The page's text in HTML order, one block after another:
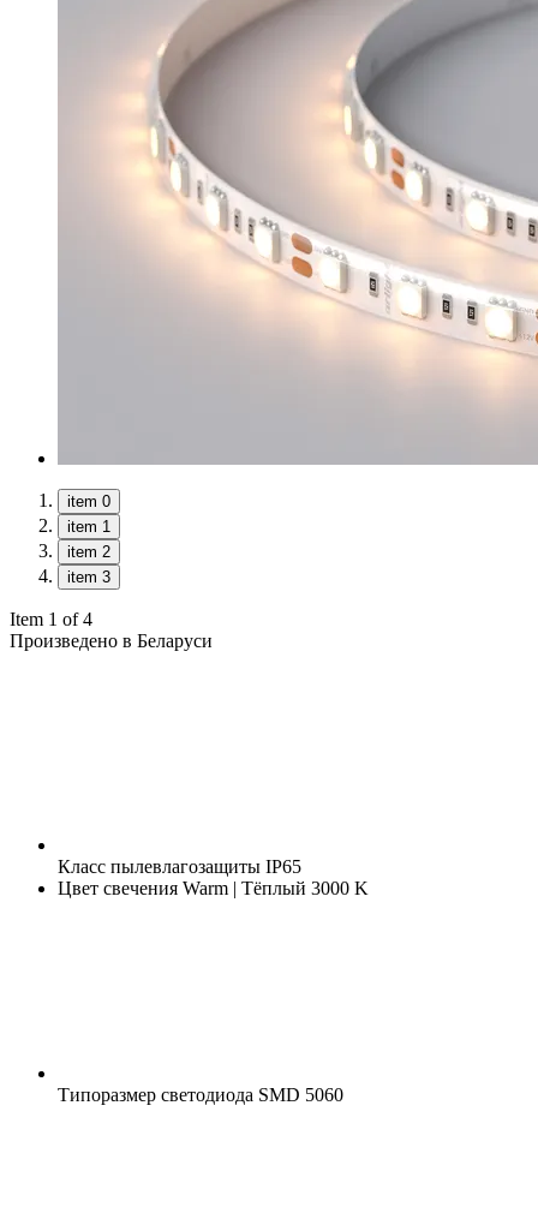
item 0
item 1
item 2
item 3
Item 1 of 4
Произведено в Беларуси
Класс пылевлагозащиты IP65
Цвет свечения Warm | Тёплый 3000 K
Типоразмер светодиода SMD 5060